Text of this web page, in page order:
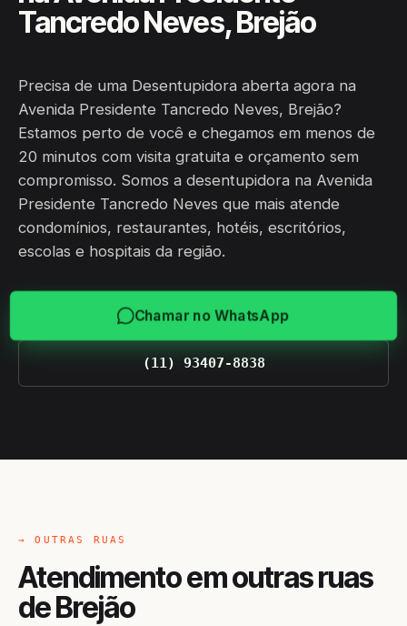
Tancredo Neves, Brejão
Precisa de uma Desentupidora aberta agora na
Avenida Presidente Tancredo Neves, Brejão?
Estamos perto de você e chegamos em menos de
20 minutos com visita gratuita e orçamento sem
compromisso. Somos a desentupidora na Avenida
Presidente Tancredo Neves que mais atende
condomínios, restaurantes, hotéis, escritórios,
escolas e hospitais da região.
Chamar no WhatsApp
(11) 93407-8838
→ OUTRAS RUAS
Atendimento em outras ruas
de Brejão